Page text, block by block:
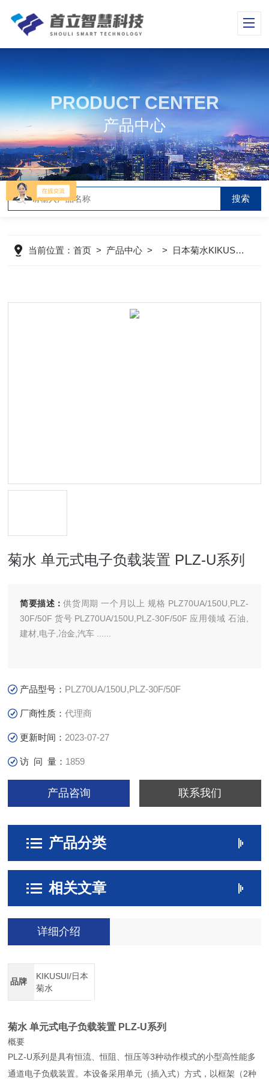
PRODUCT CENTER
产品中心
当前位置：首页 > 产品中心 > > 日本菊水KIKUSUI
菊水 单元式电子负载装置 PLZ-U系列
简要描述：供货周期 一个月以上 规格 PLZ70UA/150U,PLZ-
30F/50F 货号 PLZ70UA/150U,PLZ-30F/50F 应用领域 石油,
产品型号： PLZ70UA/150U,PLZ-30F/50F
厂商性质：代理商
更新时间： 2023-07-27
访 问 量： 1859
产品咨询 联系我们
产品分类
相关文章
详细介绍
品牌
KIKUSUI/日本
菊水
菊水 单元式电子负载装置 PLZ-U系列
概要
PLZ-U系列是具有恒流、恒阻、恒压等3种动作模式的小型高性能多
通道电子负载装置。本设备采用单元（插入式）方式，以框架（2种